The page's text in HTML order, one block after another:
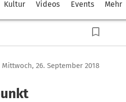
Kultur Videos Events Mehr
Mittwoch, 26. September 2018